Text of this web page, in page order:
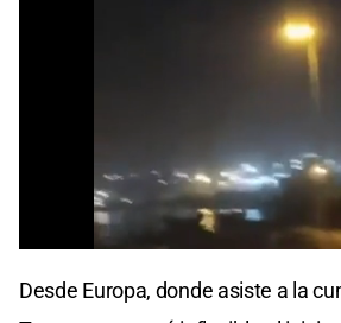
of
Desde Europa, donde asiste a la